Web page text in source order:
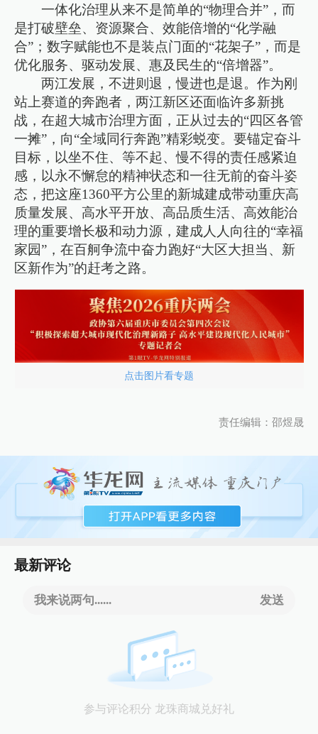
一体化治理从来不是简单的“物理合并”，而
是打破壁垒、资源聚合、效能倍增的“化学融
合”；数字赋能也不是装点门面的“花架子”，而是
优化服务、驱动发展、惠及民生的“倍增器”。
两江发展，不进则退，慢进也是退。作为刚
站上赛道的奔跑者，两江新区还面临许多新挑
战，在超大城市治理方面，正从过去的“四区各管
一摊”，向“全域同行奔跑”精彩蜕变。要锚定奋斗
目标，以坐不住、等不起、慢不得的责任感紧迫
感，以永不懈怠的精神状态和一往无前的奋斗姿
态，把这座1360平方公里的新城建成带动重庆高
质量发展、高水平开放、高品质生活、高效能治
理的重要增长极和动力源，建成人人向往的“幸福
家园”，在百舸争流中奋力跑好“大区大担当、新
区新作为”的赶考之路。
点击图片看专题
责任编辑：邵煜晟
最新评论
我来说两句...... 发送
参与评论积分 龙珠商城兑好礼